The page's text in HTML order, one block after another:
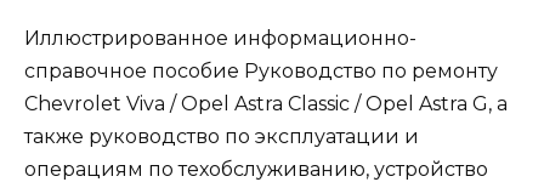
Иллюстрированное информационно-
справочное пособие Руководство по ремонту
Chevrolet Viva / Opel Astra Classic / Opel Astra G, а
также руководство по эксплуатации и
операциям по техобслуживанию, устройство